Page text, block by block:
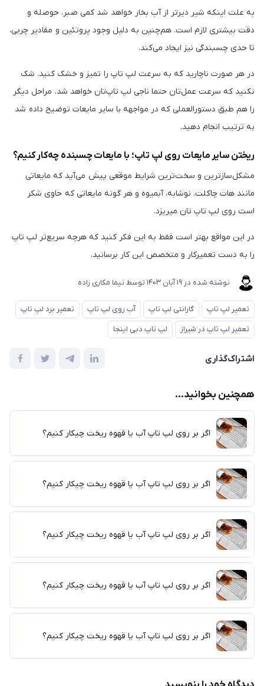
به علت اینکه شیر دیرتر از آب بخار خواهد شد کمی صبر، حوصله و
دقت بیشتری لازم است. هم‌چنین به دلیل وجود پروتئین و مقادیر چربی،
تا حدی چسبندگی نیز ایجاد می‌کند.
در هر صورت ناچارید که به سرعت لپ تاپ را تمیز و خشک کنید. شک
نکنید که سرعت عمل‌تان حتما ناجی لپ تاپ‌تان خواهد شد. مراحل دیگر
را هم طبق دستورالعملی که در مواجهه با سایر مایعات توضیح داده شد
به ترتیب انجام دهید.
ریختن سایر مایعات روی لپ تاپ؛ با مایعات چسبنده چه‌کار کنیم؟
مشکل‌سازترین و سخت‌ترین شرایط موقعی پیش می‌آید که مایعاتی
مانند هات چاکلت، نوشابه، آبمیوه و هر گونه مایعاتی که حاوی شکر
است روی لپ تاپ تان میریزد.
در این مواقع بهتر است فقط به این فکر کنید که هرچه سریع‌تر لپ تاپ
را به دست تعمیرکار و متخصص این کار برسانید.
نوشته شده در 19 آبان 1403 توسط نیما مکاری زاده
تعمیر لپ تاپ گارانتی لپ تاپ آب روی لپ تاپ
تعمیر برد لپ تاپ
تعمیر لپ تاپ در شیراز
لپ تاپ دبی اینجا
اشتراک‌گذاری
همچنین بخوانید...
اگر بر روی لپ تاپ آب یا قهوه ریخت چیکار کنیم؟
اگر بر روی لپ تاپ آب یا قهوه ریخت چیکار کنیم؟
اگر بر روی لپ تاپ آب یا قهوه ریخت چیکار کنیم؟
اگر بر روی لپ تاپ آب یا قهوه ریخت چیکار کنیم؟
اگر بر روی لپ تاپ آب یا قهوه ریخت چیکار کنیم؟